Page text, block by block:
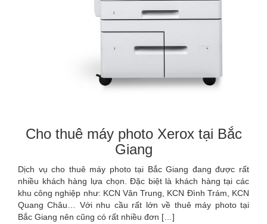
Cho thuê máy photo Xerox tại Bắc
Giang
Dịch vụ cho thuê máy photo tại Bắc Giang đang được rất
nhiều khách hàng lựa chọn. Đặc biệt là khách hàng tại các
khu công nghiệp như: KCN Vân Trung, KCN Đình Trám, KCN
Quang Châu… Với nhu cầu rất lớn về thuê máy photo tại
Bắc Giang nên cũng có rất nhiều đơn […]